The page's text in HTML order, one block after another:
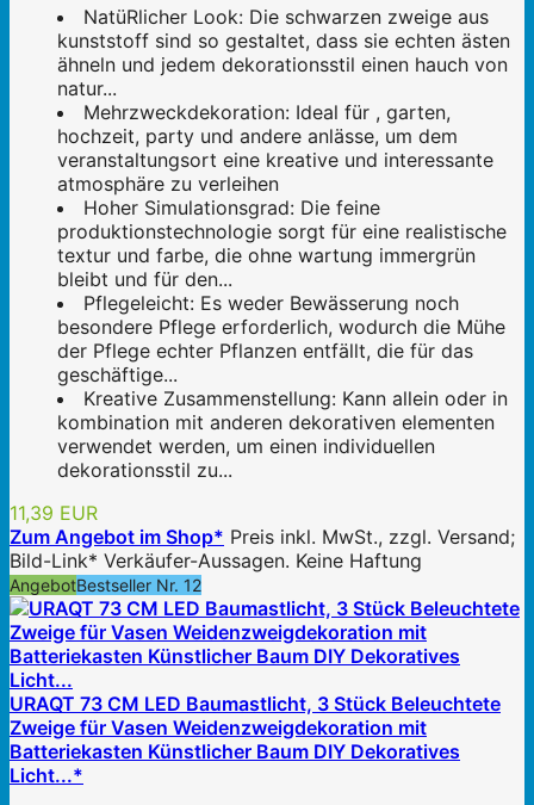
NatüRlicher Look: Die schwarzen zweige aus
kunststoff sind so gestaltet, dass sie echten ästen
ähneln und jedem dekorationsstil einen hauch von
natur...
Mehrzweckdekoration: Ideal für , garten,
hochzeit, party und andere anlässe, um dem
veranstaltungsort eine kreative und interessante
atmosphäre zu verleihen
Hoher Simulationsgrad: Die feine
produktionstechnologie sorgt für eine realistische
textur und farbe, die ohne wartung immergrün
bleibt und für den...
Pflegeleicht: Es weder Bewässerung noch
besondere Pflege erforderlich, wodurch die Mühe
der Pflege echter Pflanzen entfällt, die für das
geschäftige...
Kreative Zusammenstellung: Kann allein oder in
kombination mit anderen dekorativen elementen
verwendet werden, um einen individuellen
dekorationsstil zu...
11,39 EUR
Zum Angebot im Shop* Preis inkl. MwSt., zzgl. Versand;
Bild-Link* Verkäufer-Aussagen. Keine Haftung
AngebotBestseller Nr. 12
URAQT 73 CM LED Baumastlicht, 3 Stück Beleuchtete
Zweige für Vasen Weidenzweigdekoration mit
Batteriekasten Künstlicher Baum DIY Dekoratives
Licht...*